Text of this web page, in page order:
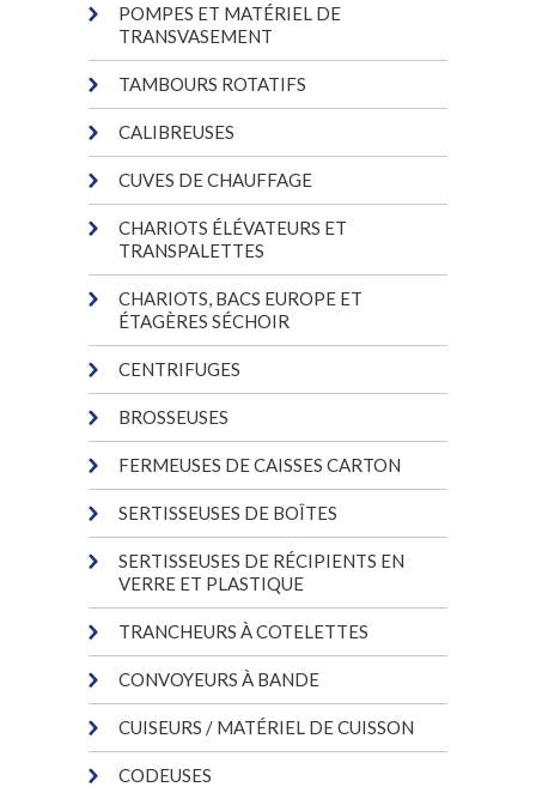
POMPES ET MATÉRIEL DE
TRANSVASEMENT
TAMBOURS ROTATIFS
CALIBREUSES
CUVES DE CHAUFFAGE
CHARIOTS ÉLÉVATEURS ET
TRANSPALETTES
CHARIOTS, BACS EUROPE ET
ÉTAGÈRES SÉCHOIR
CENTRIFUGES
BROSSEUSES
FERMEUSES DE CAISSES CARTON
SERTISSEUSES DE BOÎTES
SERTISSEUSES DE RÉCIPIENTS EN
VERRE ET PLASTIQUE
TRANCHEURS À COTELETTES
CONVOYEURS À BANDE
CUISEURS / MATÉRIEL DE CUISSON
CODEUSES